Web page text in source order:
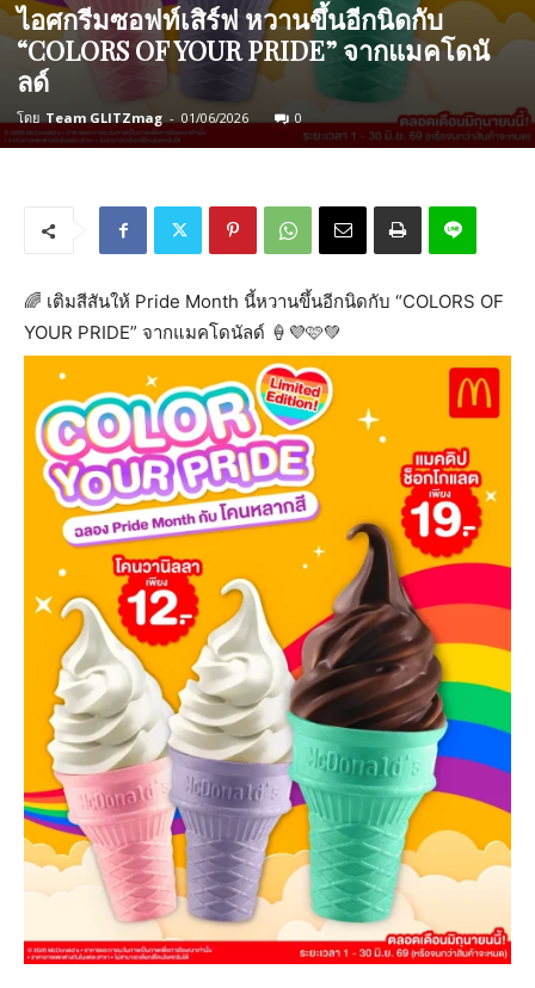
ไอศกรีมซอฟท์เสิร์ฟ หวานขึ้นอีกนิดกับ
“COLORS OF YOUR PRIDE” จากแมคโดนั
ลด์
โดย Team GLITZmag - 01/06/2026 0
🌈 เติมสีสันให้ Pride Month นี้หวานขึ้นอีกนิดกับ “COLORS OF
YOUR PRIDE” จากแมคโดนัลด์ 🍦💜🩷💚